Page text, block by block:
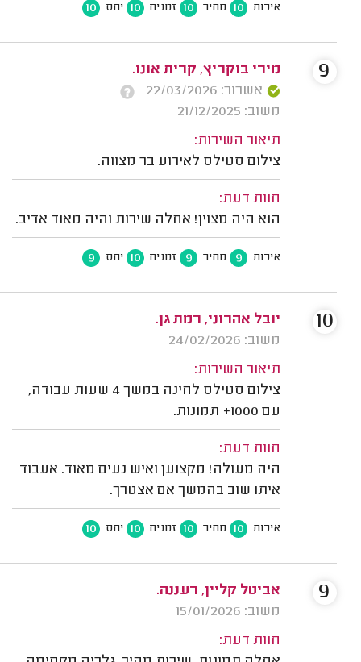
איכות 10 מחיר 10 זמנים 10 יחס 10
מירי בוקריץ, קרית אונו.
אשרור: 22/03/2026
משוב: 21/12/2025
תיאור השירות:
צילום סטילס לאירוע בר מצווה.
חוות דעת:
הוא היה מצוין! אחלה שירות והיה מאוד אדיב.
איכות 9 מחיר 9 זמנים 10 יחס 9
9
יובל אהרוני, רמת גן.
משוב: 24/02/2026
תיאור השירות:
צילום סטילס לחינה במשך 4 שעות עבודה,
עם 1000+ תמונות.
חוות דעת:
היה מעולה! מקצוען ואיש נעים מאוד. אעבוד
איתו שוב בהמשך אם אצטרך.
איכות 10 מחיר 10 זמנים 10 יחס 10
10
אביטל קליין, רעננה.
משוב: 15/01/2026
חוות דעת:
9